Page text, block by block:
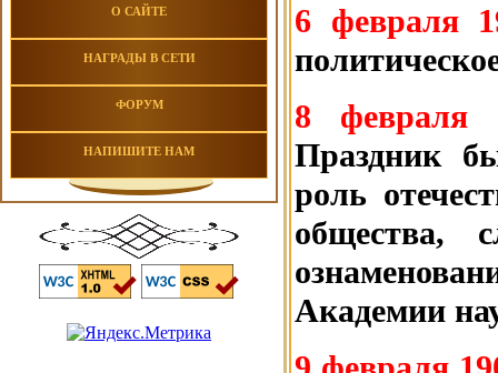
О САЙТЕ
НАГРАДЫ В СЕТИ
ФОРУМ
НАПИШИТЕ НАМ
6 февраля
8
Праздник
роль
общества,
Академии